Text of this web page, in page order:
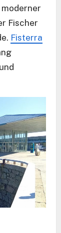
Fischer
Fisterra